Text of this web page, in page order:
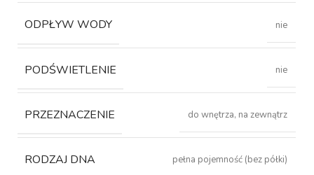
ODPŁYW WODY nie
PODŚWIETLENIE nie
PRZEZNACZENIE do wnętrza, na zewnątrz
RODZAJ DNA pełna pojemność (bez półki)